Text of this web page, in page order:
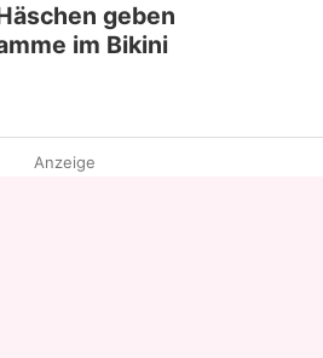
geben
im Bikini
Anzeige